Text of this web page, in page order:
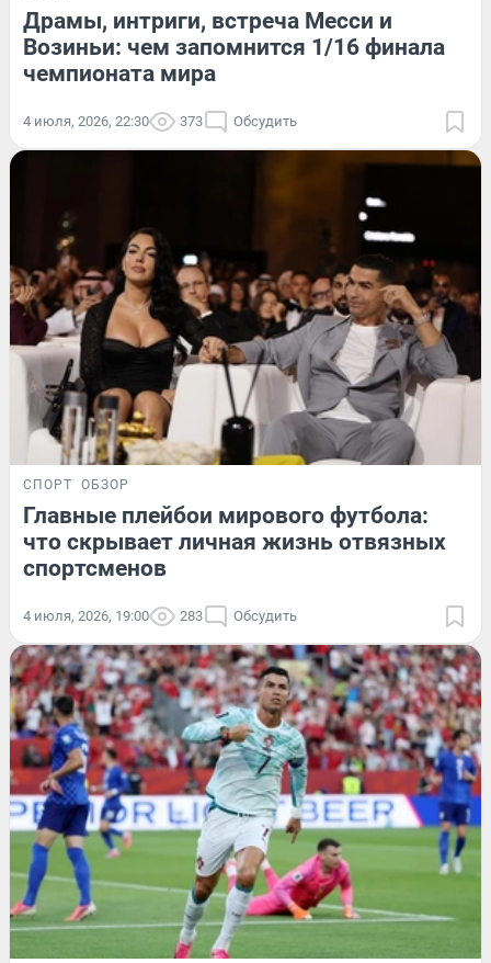
Драмы, интриги, встреча Месси и
Возиньи: чем запомнится 1/16 финала
чемпионата мира
4 июля, 2026, 22:30 373 Обсудить
СПОРТ ОБЗОР
Главные плейбои мирового футбола:
что скрывает личная жизнь отвязных
спортсменов
4 июля, 2026, 19:00 283 Обсудить